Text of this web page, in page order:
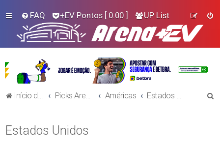
FAQ +EV Pontos [ 0.00 ] UP List
Início do Fórum! Américas
Estados Unidos